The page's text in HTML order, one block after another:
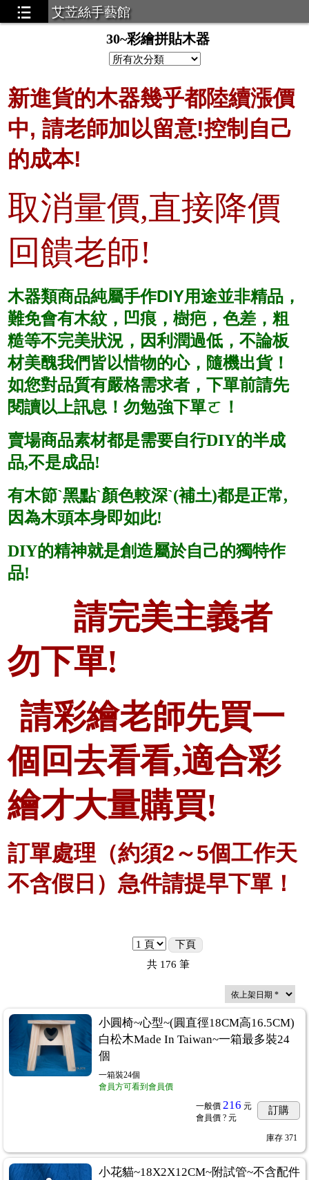
艾苙絲手藝館
30~彩繪拼貼木器
新進貨的木器幾乎都陸續漲價
中, 請老師加以留意!控制自己
的成本!
取消量價,直接降價
回饋老師!
木器類商品純屬手作DIY用途並非精品，
難免會有木紋，凹痕，樹疤，色差，粗
糙等不完美狀況，因利潤過低，不論板
材美醜我們皆以惜物的心，隨機出貨！
如您對品質有嚴格需求者，下單前請先
閱讀以上訊息！勿勉強下單ㄛ！
賣場商品素材都是需要自行DIY的半成
品,不是成品!
有木節ˋ黑點ˋ顏色較深ˋ(補土)都是正常,
因為木頭本身即如此!
DIY的精神就是創造屬於自己的獨特作
品!
請完美主義者
勿下單!
請彩繪老師先買一
個回去看看,適合彩
繪才大量購買!
訂單處理（約須2～5個工作天
不含假日）急件請提早下單！
下頁
共 176 筆
小圓椅~心型~(圓直徑18CM高16.5CM)
白松木Made In Taiwan~一箱最多裝24
個
一箱裝24個
會員方可看到會員價
一般價 216 元
會員價 ? 元
訂購
庫存 371
小花貓~18X2X12CM~附試管~不含配件